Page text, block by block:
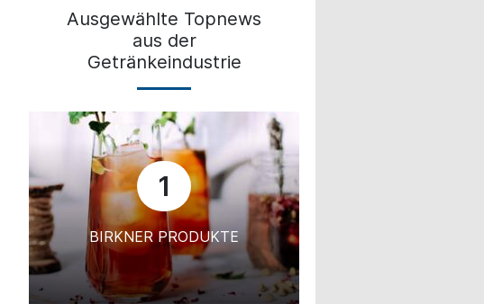
Ausgewählte Topnews
aus der
Getränkeindustrie
1
BIRKNER PRODUKTE